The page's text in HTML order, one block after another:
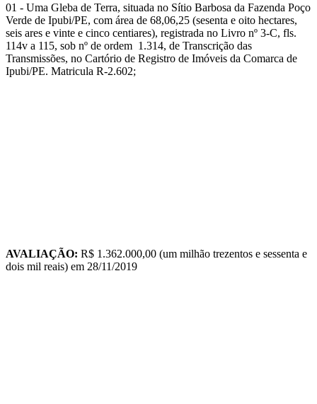
01 - Uma Gleba de Terra, situada no Sítio Barbosa da Fazenda Poço
Verde de Ipubi/PE, com área de 68,06,25 (sesenta e oito hectares,
seis ares e vinte e cinco centiares), registrada no Livro nº 3-C, fls.
114v a 115, sob nº de ordem 1.314, de Transcrição das
Transmissões, no Cartório de Registro de Imóveis da Comarca de
Ipubi/PE. Matricula R-2.602;
AVALIAÇÃO: R$ 1.362.000,00 (um milhão trezentos e sessenta e
dois mil reais) em 28/11/2019